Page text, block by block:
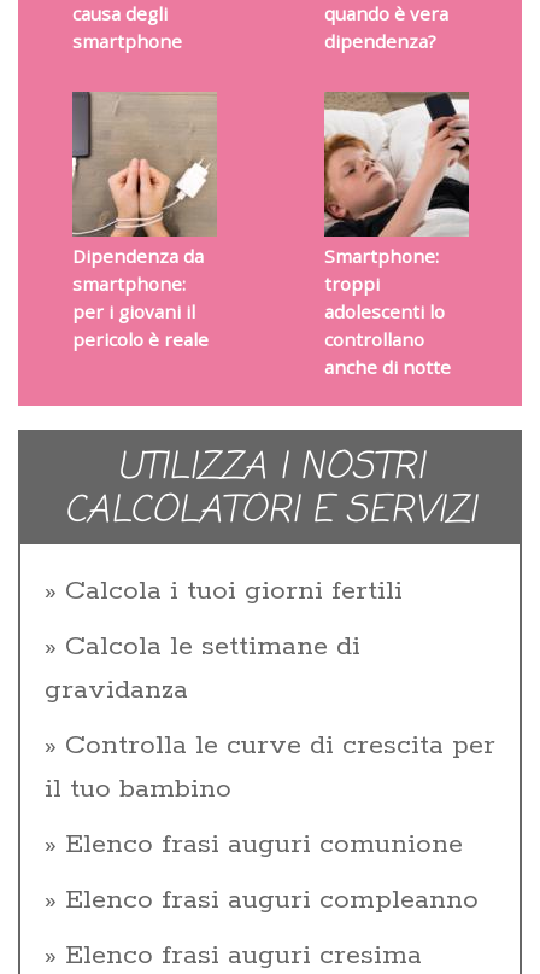
causa degli
smartphone
quando è vera
dipendenza?
Dipendenza da
smartphone:
per i giovani il
pericolo è reale
Smartphone:
troppi
adolescenti lo
controllano
anche di notte
UTILIZZA I NOSTRI
CALCOLATORI E SERVIZI
Calcola i tuoi giorni fertili
Calcola le settimane di
gravidanza
Controlla le curve di crescita per
il tuo bambino
Elenco frasi auguri comunione
Elenco frasi auguri compleanno
Elenco frasi auguri cresima